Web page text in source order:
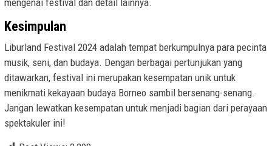
Kesimpulan
Liburland Festival 2024 adalah tempat berkumpulnya para pecinta
musik, seni, dan budaya. Dengan berbagai pertunjukan yang
ditawarkan, festival ini merupakan kesempatan unik untuk
menikmati kekayaan budaya Borneo sambil bersenang-senang.
Jangan lewatkan kesempatan untuk menjadi bagian dari perayaan
spektakuler ini!